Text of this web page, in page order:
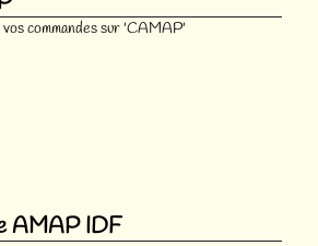
commandes sur 'CAMAP'
AMAP IDF